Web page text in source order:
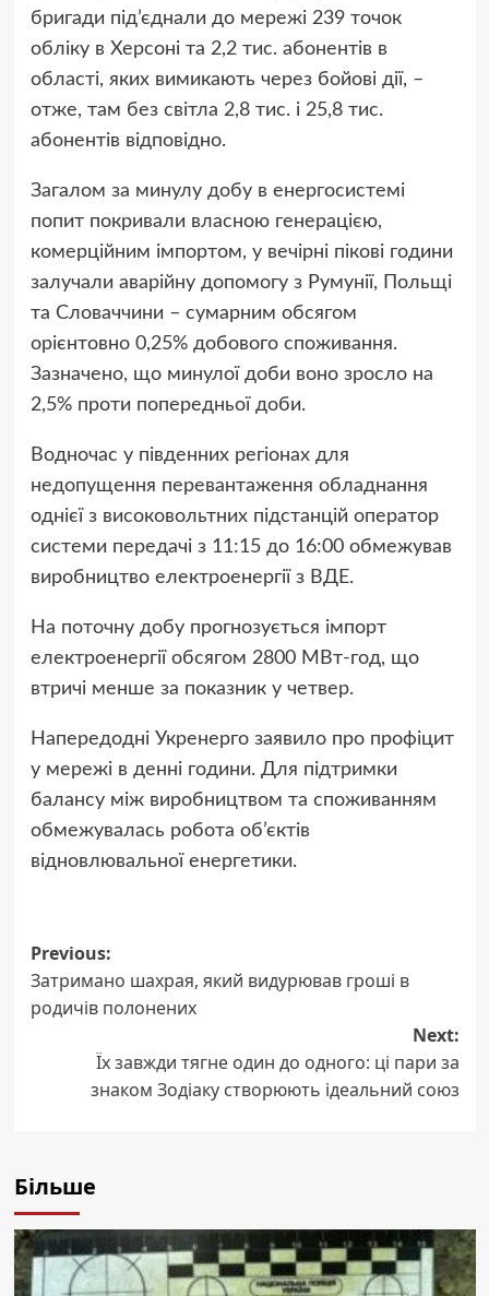
бригади під’єднали до мережі 239 точок
обліку в Херсоні та 2,2 тис. абонентів в
області, яких вимикають через бойові дії, –
отже, там без світла 2,8 тис. і 25,8 тис.
абонентів відповідно.
Загалом за минулу добу в енергосистемі
попит покривали власною генерацією,
комерційним імпортом, у вечірні пікові години
залучали аварійну допомогу з Румунії, Польщі
та Словаччини – сумарним обсягом
орієнтовно 0,25% добового споживання.
Зазначено, що минулої доби воно зросло на
2,5% проти попередньої доби.
Водночас у південних регіонах для
недопущення перевантаження обладнання
однієї з високовольтних підстанцій оператор
системи передачі з 11:15 до 16:00 обмежував
виробництво електроенергії з ВДЕ.
На поточну добу прогнозується імпорт
електроенергії обсягом 2800 МВт-год, що
втричі менше за показник у четвер.
Напередодні Укренерго заявило про профіцит
у мережі в денні години. Для підтримки
балансу між виробництвом та споживанням
обмежувалась робота об’єктів
відновлювальної енергетики.
Post
navigation
Previous:
Затримано шахрая, який видурював гроші в
родичів полонених
Next:
Їх завжди тягне один до одного: ці пари за
знаком Зодіаку створюють ідеальний союз
Більше